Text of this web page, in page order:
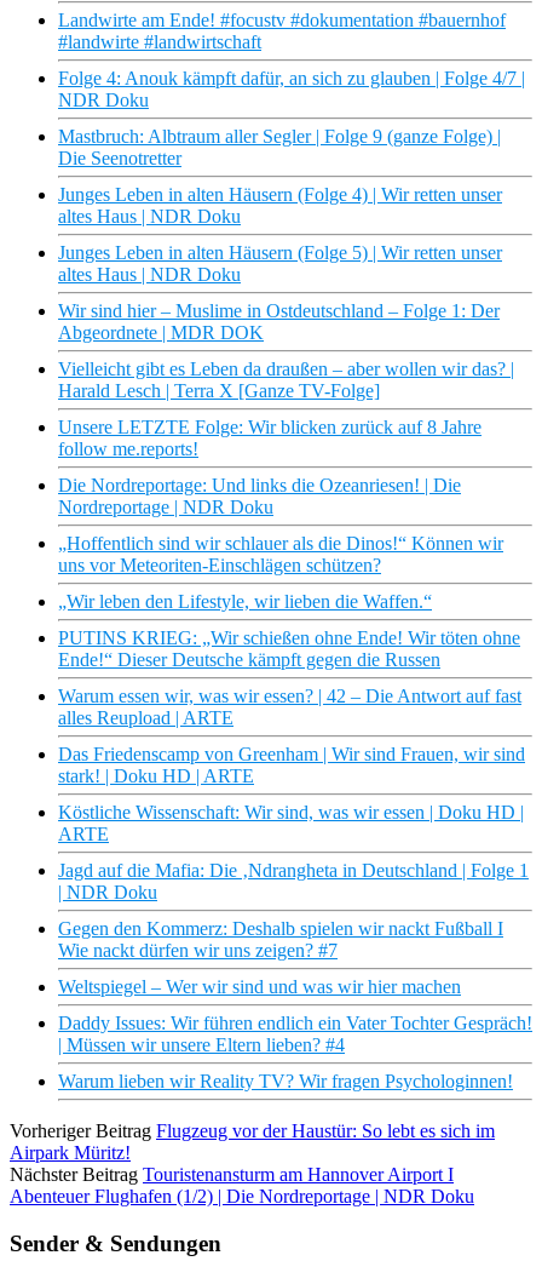
Landwirte am Ende! #focustv #dokumentation #bauernhof
#landwirte #landwirtschaft
Folge 4: Anouk kämpft dafür, an sich zu glauben | Folge 4/7 |
NDR Doku
Mastbruch: Albtraum aller Segler | Folge 9 (ganze Folge) |
Die Seenotretter
Junges Leben in alten Häusern (Folge 4) | Wir retten unser
altes Haus | NDR Doku
Junges Leben in alten Häusern (Folge 5) | Wir retten unser
altes Haus | NDR Doku
Wir sind hier – Muslime in Ostdeutschland – Folge 1: Der
Abgeordnete | MDR DOK
Vielleicht gibt es Leben da draußen – aber wollen wir das? |
Harald Lesch | Terra X [Ganze TV-Folge]
Unsere LETZTE Folge: Wir blicken zurück auf 8 Jahre
follow me.reports!
Die Nordreportage: Und links die Ozeanriesen! | Die
Nordreportage | NDR Doku
„Hoffentlich sind wir schlauer als die Dinos!“ Können wir
uns vor Meteoriten-Einschlägen schützen?
„Wir leben den Lifestyle, wir lieben die Waffen.“
PUTINS KRIEG: „Wir schießen ohne Ende! Wir töten ohne
Ende!“ Dieser Deutsche kämpft gegen die Russen
Warum essen wir, was wir essen? | 42 – Die Antwort auf fast
alles Reupload | ARTE
Das Friedenscamp von Greenham | Wir sind Frauen, wir sind
stark! | Doku HD | ARTE
Köstliche Wissenschaft: Wir sind, was wir essen | Doku HD |
ARTE
Jagd auf die Mafia: Die ‚Ndrangheta in Deutschland | Folge 1
| NDR Doku
Gegen den Kommerz: Deshalb spielen wir nackt Fußball I
Wie nackt dürfen wir uns zeigen? #7
Weltspiegel – Wer wir sind und was wir hier machen
Daddy Issues: Wir führen endlich ein Vater Tochter Gespräch!
| Müssen wir unsere Eltern lieben? #4
Warum lieben wir Reality TV? Wir fragen Psychologinnen!
Vorheriger Beitrag Flugzeug vor der Haustür: So lebt es sich im
Airpark Müritz!
Nächster Beitrag Touristenansturm am Hannover Airport I
Abenteuer Flughafen (1/2) | Die Nordreportage | NDR Doku
Sender & Sendungen